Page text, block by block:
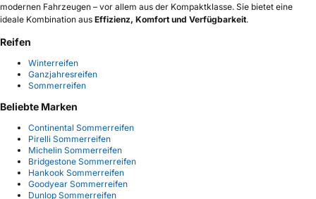
modernen Fahrzeugen – vor allem aus der Kompaktklasse. Sie bietet eine
ideale Kombination aus Effizienz, Komfort und Verfügbarkeit.
Reifen
Winterreifen
Ganzjahresreifen
Sommerreifen
Beliebte Marken
Continental Sommerreifen
Pirelli Sommerreifen
Michelin Sommerreifen
Bridgestone Sommerreifen
Hankook Sommerreifen
Goodyear Sommerreifen
Dunlop Sommerreifen